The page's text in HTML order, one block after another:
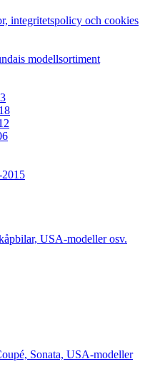
och cookies
modellsortiment
USA-modeller osv.
Sonata, USA-modeller